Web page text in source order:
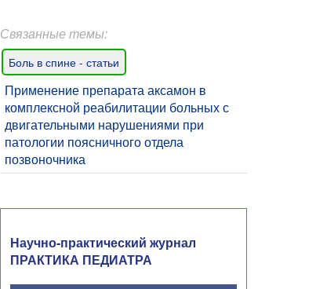
Связанные темы:
Боль в спине - статьи
Применение препарата аксамон в
комплексной реабилитации больных с
двигательными нарушениями при
патологии поясничного отдела
позвоночника
Научно-практический журнал
ПРАКТИКА ПЕДИАТРА